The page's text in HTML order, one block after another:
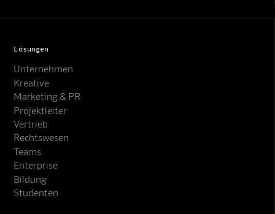
Lösungen
Unternehmen
Kreative
Marketing & PR
Projektleiter
Vertrieb
Rechtswesen
Teams
Enterprise
Bildung
Studenten